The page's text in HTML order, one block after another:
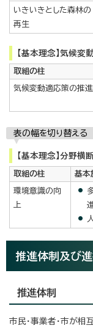
いきいきとした森林の
再生
【基本理念】気候
取組の柱
気候変動適応策の推進
表の幅を切り替える
【基本理念】分野横
取組の柱 基本
環境意識の向
上
推進体制及び
推進体制
市民・事業者・市が相